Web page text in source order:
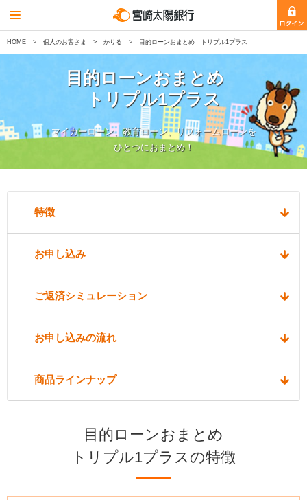
HOME 個人のお客さま かりる 目的ローンおまとめ トリプル1プラス
目的ローンおまとめ
トリプル1プラス
マイカーローン、教育ローン、リフォームローンを
ひとつにおまとめ！
特徴
お申し込み
ご返済シミュレーション
お申し込みの流れ
商品ラインナップ
目的ローンおまとめ
トリプル1プラスの特徴